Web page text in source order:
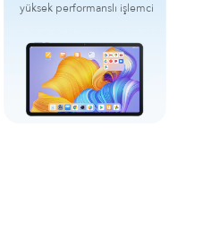
yüksek performanslı işlemci